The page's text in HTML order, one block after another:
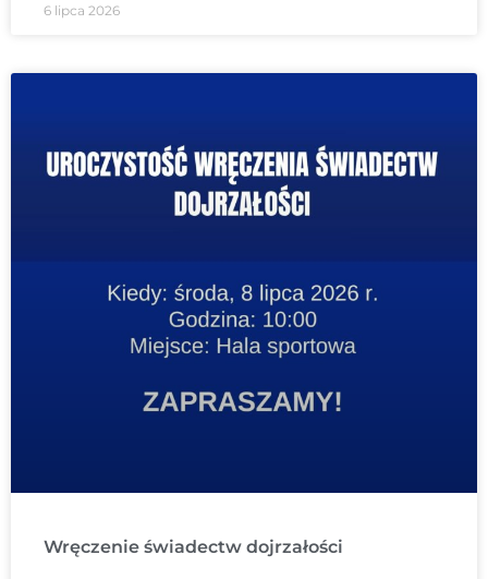
6 lipca 2026
Wręczenie świadectw dojrzałości